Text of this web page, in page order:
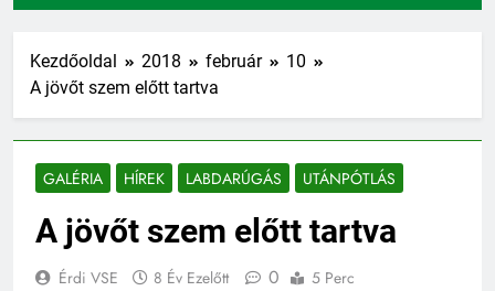
Kezdőoldal 2018 február
10
A jövőt szem előtt tartva
GALÉRIA HÍREK LABDARÚGÁS UTÁNPÓTLÁS
A jövőt szem előtt tartva
Érdi VSE 8 Év Ezelőtt 0 5 Perc